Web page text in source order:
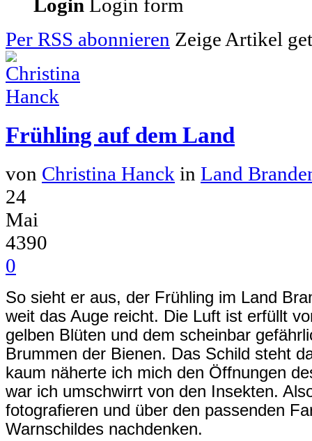
Login Login form
Per RSS abonnieren Zeige Artikel
Frühling auf dem Land
von Christina Hanck in Land
24
Mai
4390
0
So sieht er aus, der Frühling im Land
weit das Auge reicht. Die Luft ist erfüllt
gelben Blüten und dem scheinbar
Brummen der Bienen. Das Schild steht
kaum näherte ich mich den Öffnungen
war ich umschwirrt von den Insekten.
fotografieren und über den passenden
Warnschildes nachdenken.